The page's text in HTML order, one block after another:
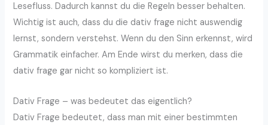
Lesefluss. Dadurch kannst du die Regeln besser behalten.
Wichtig ist auch, dass du die dativ frage nicht auswendig
lernst, sondern verstehst. Wenn du den Sinn erkennst, wird
Grammatik einfacher. Am Ende wirst du merken, dass die
dativ frage gar nicht so kompliziert ist.
Dativ Frage – was bedeutet das eigentlich?
Dativ Frage bedeutet, dass man mit einer bestimmten